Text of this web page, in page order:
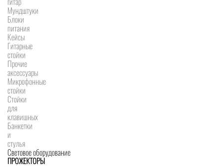
Мундштуки
Блоки
питания
Кейсы
Гитарные
стойки
Прочие
аксессуары
Микрофонные
стойки
Стойки
для
клавишных
Банкетки
и
стулья
Световое оборудование
ПРОЖЕКТОРЫ